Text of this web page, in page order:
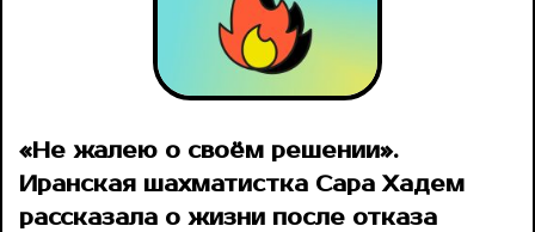
«Не жалею о своём решении».
Иранская шахматистка Сара Хадем
рассказала о жизни после отказа